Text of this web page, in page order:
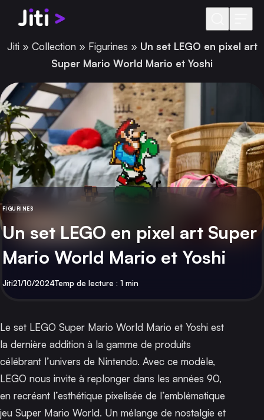
Aller au contenu
Jiti» Collection» Figurines » Un set LEGO en pixel art
Super Mario World Mario et Yoshi
CATÉGORIE
FIGURINES
Un set LEGO en pixel art Super
Mario World Mario et Yoshi
Par
JitiPublié
21/10/2024Temp de lecture : 1 min
Le set LEGO Super Mario World Mario et Yoshi est
la dernière addition à la gamme de produits
célébrant l’univers de Nintendo. Avec ce modèle,
LEGO nous invite à replonger dans les années 90,
en recréant l’esthétique pixelisée de l’emblématique
jeu Super Mario World. Un mélange de nostalgie et